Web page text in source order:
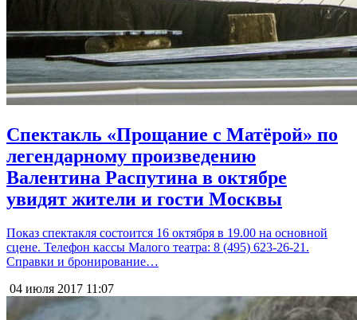
Спектакль «Прощание с Матёрой» по
легендарному произведению
Валентина Распутина в октябре
увидят жители и гости Москвы
Показ спектакля состоится 16 октября в 19.00 на основной
сцене. Телефон кассы Малого театра: 8 (495) 623-26-21.
Справки и бронирование…
04 июля 2017 11:07